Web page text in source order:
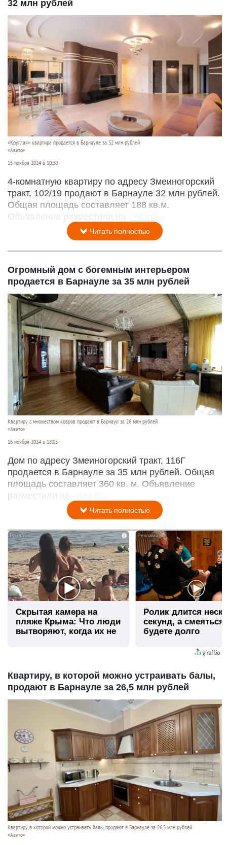
32 млн рублей
«Круглая» квартира продается в Барнауле за 32 млн рублей
«Авито»
15 ноября 2024 в 10:30
4-комнатную квартиру по адресу Змеиногорский
тракт, 102/19 продают в Барнауле 32 млн рублей.
Общая площадь составляет 188 кв.м.
Объявление разместили на
«Авито»
Читать полностью
Огромный дом с богемным интерьером
продается в Барнауле за 35 млн рублей
Квартиру с множеством ковров продают в Барнаул за 26 млн рублей
«Авито»
16 ноября 2024 в 18:05
Дом по адресу Змеиногорский тракт, 116Г
продается в Барнауле за 35 млн рублей. Общая
площадь составляет 360 кв. м. Объявление
разместили на
«Авито»
Читать полностью
i
Скрытая камера на
пляже Крыма: Что люди
вытворяют, когда их не
Ролик длится
секунд, а
будете долго
Квартиру, в которой можно устраивать балы,
продают в Барнауле за 26,5 млн рублей
Квартиру, в которой можно устраивать балы, продают в Барнауле за 26,5 млн рублей
«Авито»